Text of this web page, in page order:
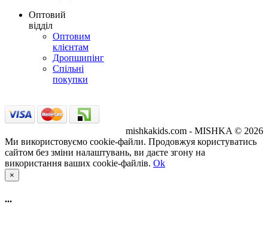
Оптовий
відділ
Оптовим
клієнтам
Дропшипінг
Спільні
покупки
mishkakids.com - MISHKA © 2026
Ми використовуємо cookie-файли. Продовжуя користуватись
сайтом без зміни налаштувань, ви даєте згону на
використання ваших cookie-файлів. Ok
×
...